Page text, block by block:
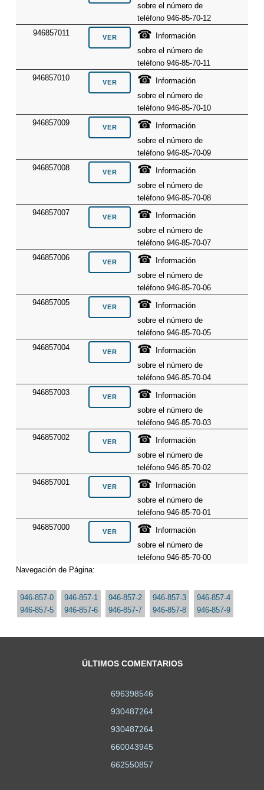
sobre el número de
teléfono 946-85-70-12
946857011
☎ Información
sobre el número de
teléfono 946-85-70-11
946857010
☎ Información
sobre el número de
teléfono 946-85-70-10
946857009
☎ Información
sobre el número de
teléfono 946-85-70-09
946857008
☎ Información
sobre el número de
teléfono 946-85-70-08
946857007
☎ Información
sobre el número de
teléfono 946-85-70-07
946857006
☎ Información
sobre el número de
teléfono 946-85-70-06
946857005
☎ Información
sobre el número de
teléfono 946-85-70-05
946857004
☎ Información
sobre el número de
teléfono 946-85-70-04
946857003
☎ Información
sobre el número de
teléfono 946-85-70-03
946857002
☎ Información
sobre el número de
teléfono 946-85-70-02
946857001
☎ Información
sobre el número de
teléfono 946-85-70-01
946857000
☎ Información
sobre el número de
teléfono 946-85-70-00
Navegación de Página:
946-857-0 946-857-1 946-857-2 946-857-3
946-857-4
946-857-5
946-857-6 946-857-7 946-857-8 946-857-9
ÚLTIMOS COMENTARIOS
696398546
930487264
930487264
660043945
662550857